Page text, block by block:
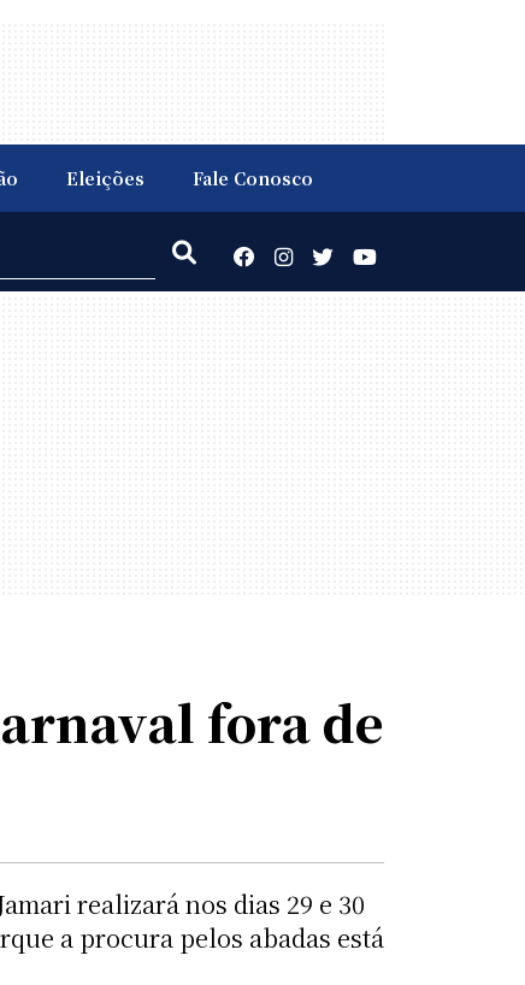
Eleições Fale Conosco
fora de
realizará nos dias 29 e 30
a procura pelos abadas está